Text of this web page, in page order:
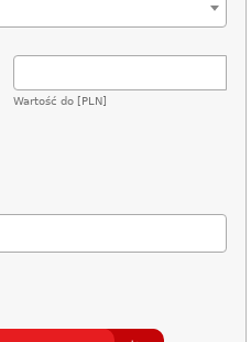
Wartość do [PLN]